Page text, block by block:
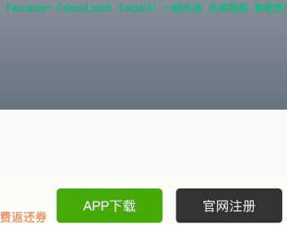
Farcaster Friend.tech SocialFi 一级市场 价格预测 加密货